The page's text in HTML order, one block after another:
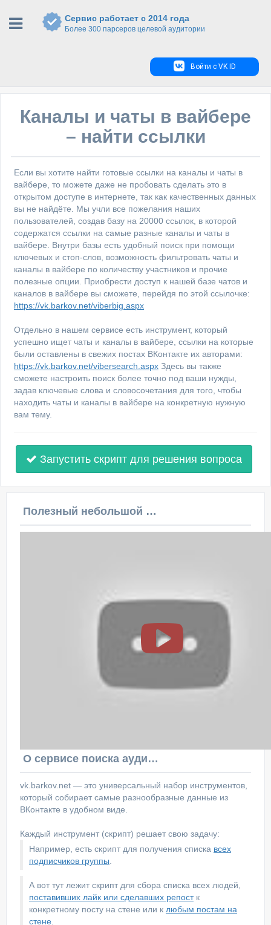
Сервис работает с 2014 года
Более 300 парсеров целевой аудитории
Войти с VK ID
Каналы и чаты в вайбере
– найти ссылки
Если вы хотите найти готовые ссылки на каналы и чаты в
вайбере, то можете даже не пробовать сделать это в
открытом доступе в интернете, так как качественных данных
вы не найдёте. Мы учли все пожелания наших
пользователей, создав базу на 20000 ссылок, в которой
содержатся ссылки на самые разные каналы и чаты в
вайбере. Внутри базы есть удобный поиск при помощи
ключевых и стоп-слов, возможность фильтровать чаты и
каналы в вайбере по количеству участников и прочие
полезные опции. Приобрести доступ к нашей базе чатов и
каналов в вайбере вы сможете, перейдя по этой ссылочке:
https://vk.barkov.net/viberbig.aspx
Отдельно в нашем сервисе есть инструмент, который
успешно ищет чаты и каналы в вайбере, ссылки на которые
были оставлены в свежих постах ВКонтакте их авторами:
https://vk.barkov.net/vibersearch.aspx Здесь вы также
сможете настроить поиск более точно под ваши нужды,
задав ключевые слова и словосочетания для того, чтобы
находить чаты и каналы в вайбере на конкретную нужную
вам тему.
Запустить скрипт для решения вопроса
Полезный небольшой видеоурок по этой теме
О сервисе поиска аудитории ВКонтакте
vk.barkov.net — это универсальный набор инструментов,
который собирает самые разнообразные данные из
ВКонтакте в удобном виде.
Каждый инструмент (скрипт) решает свою задачу:
Например, есть скрипт для получения списка всех
подписчиков группы
А вот тут лежит скрипт для сбора списка всех людей,
поставивших лайк или сделавших репостк
конкретному посту на стене или к любым постам на
стене